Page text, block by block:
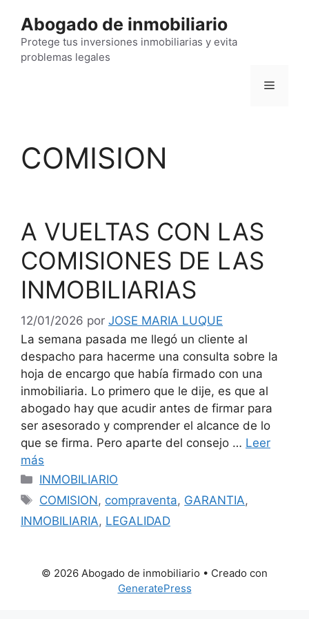
contenido
Abogado de inmobiliario
Protege tus inversiones inmobiliarias y evita
problemas legales
Menú
COMISION
A VUELTAS CON LAS
COMISIONES DE LAS
INMOBILIARIAS
12/01/2026 por JOSE MARIA LUQUE
La semana pasada me llegó un cliente al
despacho para hacerme una consulta sobre la
hoja de encargo que había firmado con una
inmobiliaria. Lo primero que le dije, es que al
abogado hay que acudir antes de firmar para
ser asesorado y comprender el alcance de lo
que se firma. Pero aparte del consejo … Leer
más
Categorías
INMOBILIARIO
Etiquetas
COMISION, compraventa, GARANTIA,
INMOBILIARIA, LEGALIDAD
© 2026 Abogado de inmobiliario • Creado con
GeneratePress